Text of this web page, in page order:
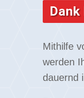
Mithilfe
werden
dauernd